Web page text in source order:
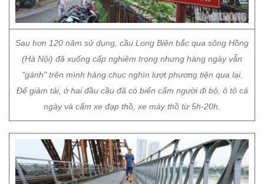
Sau hơn 120 năm sử dụng, cầu Long Biên bắc qua sông Hồng
(Hà Nội) đã xuống cấp nghiêm trọng nhưng hàng ngày vẫn
"gánh" trên mình hàng chục nghìn lượt phương tiện qua lại.
Để giảm tải, ở hai đầu cầu đã có biển cấm người đi bộ, ô tô cả
ngày và cấm xe đạp thồ, xe máy thồ từ 5h-20h.